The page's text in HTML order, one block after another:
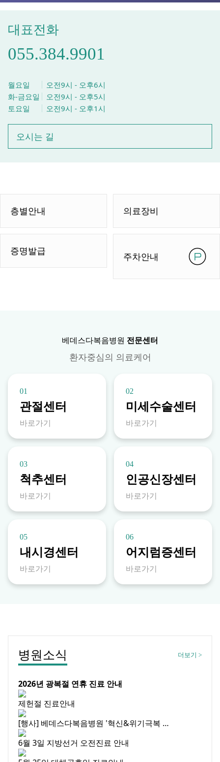
대표전화
055.384.9901
월요일
오전9시 - 오후6시
화-금요일
오전9시 - 오후5시
토요일
오전9시 - 오후1시
오시는 길
층별안내 의료장비
증명발급 주차안내
베데스다복음병원 전문센터
환자중심의 의료케어
01
관절센터
바로가기
02
미세수술센터
바로가기
03
척추센터
바로가기
04
인공신장센터
바로가기
05
내시경센터
바로가기
06
어지럼증센터
바로가기
병원소식 더보기 >
2026년 광복절 연휴 진료 안내
제헌절 진료안내
[행사] 베데스다복음병원 '혁신&위기극복 …
6월 3일 지방선거 오전진료 안내